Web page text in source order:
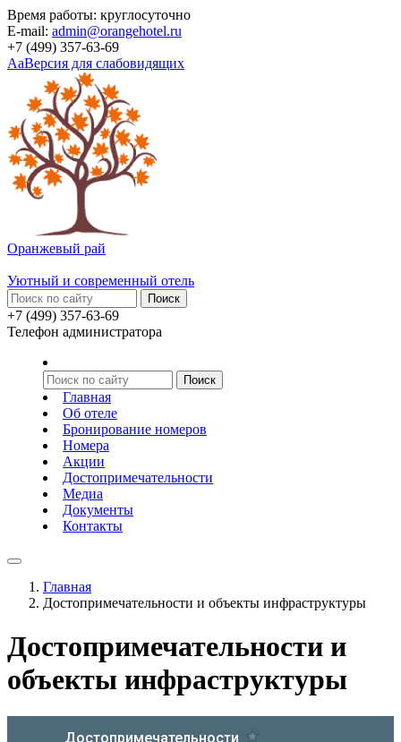
Время работы: круглосуточно
E-mail: admin@orangehotel.ru
+7 (499) 357-63-69
AaВерсия для слабовидящих
Оранжевый рай
Уютный и современный отель
+7 (499) 357-63-69
Телефон администратора
Главная
Об отеле
Бронирование номеров
Номера
Акции
Достопримечательности
Медиа
Документы
Контакты
Главная
Достопримечательности и объекты инфраструктуры
Достопримечательности и
объекты инфраструктуры